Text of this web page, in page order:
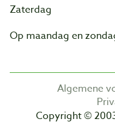
Zaterdag
Op maandag en
Algemene
Copyright ©